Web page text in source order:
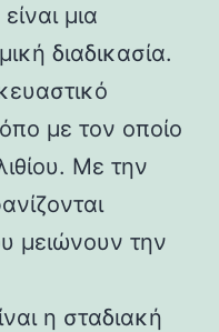
μια
διαδικασία.
με τον οποίο
Με την
μειώνουν την
η σταδιακή